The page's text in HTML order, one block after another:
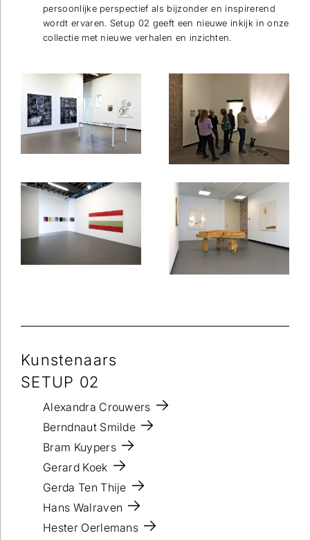
persoonlijke perspectief als bijzonder en inspirerend
wordt ervaren. Setup 02 geeft een nieuwe inkijk in onze
collectie met nieuwe verhalen en inzichten.
Kunstenaars
SETUP 02
Alexandra Crouwers
Berndnaut Smilde
Bram Kuypers
Gerard Koek
Gerda Ten Thije
Hans Walraven
Hester Oerlemans